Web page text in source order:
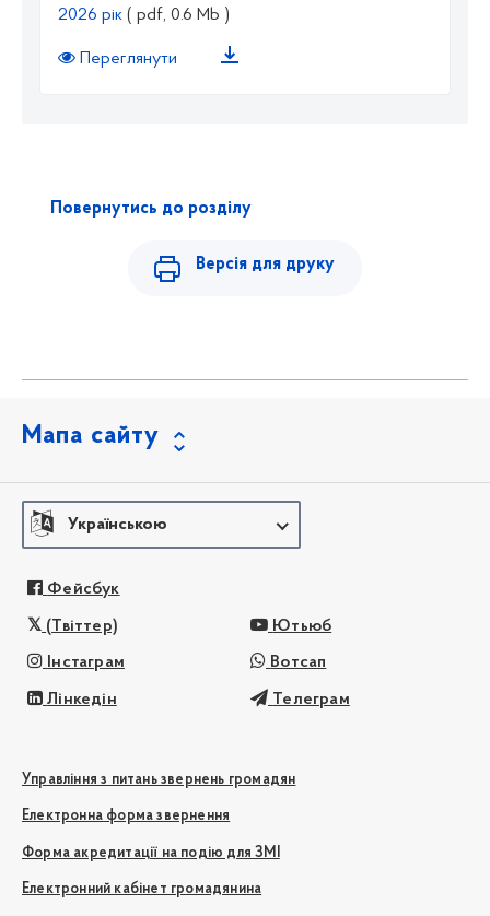
2026 рік ( pdf, 0.6 Mb )
Переглянути
Повернутись до розділу
Версія для друку
Мапа сайту
Українською
Фейсбук
(Твіттер) Ютьюб
Інстаграм Вотсап
Лінкедін Телеграм
Управління з питань звернень громадян
Електронна форма звернення
Форма акредитації на подію для ЗМІ
Електронний кабінет громадянина